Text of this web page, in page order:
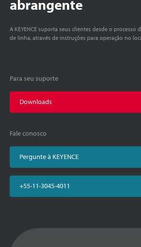
abrangente
A KEYENCE suporta seus clientes desde o processo
de linha, através de instruções para operação no
Para seu suporte
Downloads
Fale conosco
Pergunte à KEYENCE
+55-11-3045-4011